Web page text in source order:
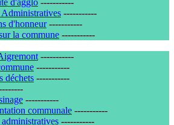
d'agglo -----------
Administratives -----------
d'honneur -----------
la commune -----------
-----------
-----------
déchets -----------
-----------
communale -----------
-----------